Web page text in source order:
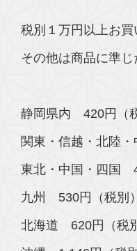
税別１万円以上お買
その他は商品に準
静岡県内 420円（
関東・信越・北陸
東北・中国・四国
九州 530円（税別）
北海道 620円（税